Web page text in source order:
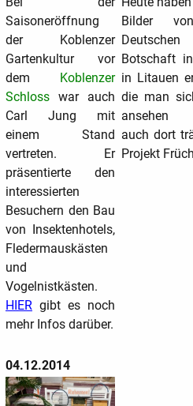
Saisoneröffnung
der Koblenzer
Gartenkultur vor
dem Koblenzer
Schloss war auch
Carl Jung mit
einem Stand
vertreten. Er
präsentierte den
interessierten
Besuchern den Bau
von Insektenhotels,
Fledermauskästen
und
Vogelnistkästen.
HIER gibt es noch
mehr Infos darüber.
Bilder
Deutschen
Botschaft
in Litauen
die man
ansehen
auch dort
Projekt
04.12.2014